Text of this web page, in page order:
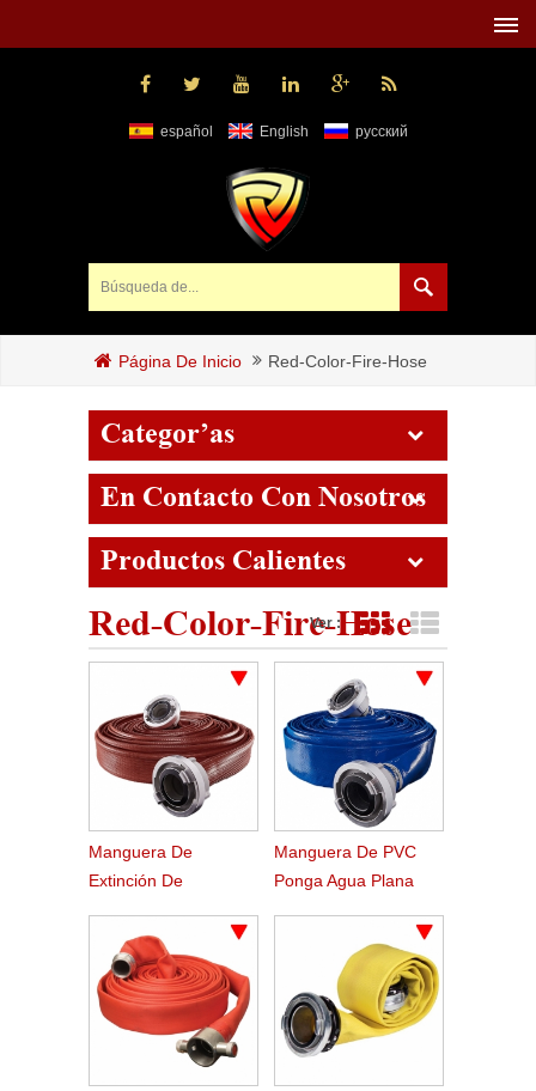
español English русский
Página De Inicio Red-Color-Fire-Hose
Categorías
En Contacto Con Nosotros
Productos Calientes
Red-Color-Fire-Hose
Ver : Vista de cuadrícula
Manguera De
Extinción De
Duralina
Manguera De PVC
Ponga Agua Plana